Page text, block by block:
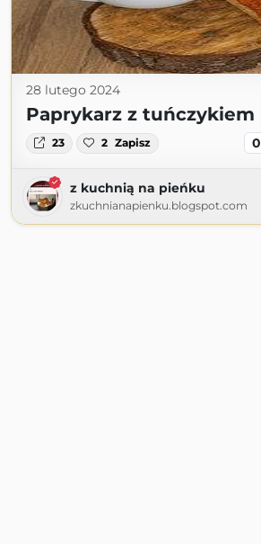
28 lutego 2024
Paprykarz z tuńczykiem
23 2 Zapisz 0
z kuchnią na pieńku
zkuchnianapienku.blogspot.com